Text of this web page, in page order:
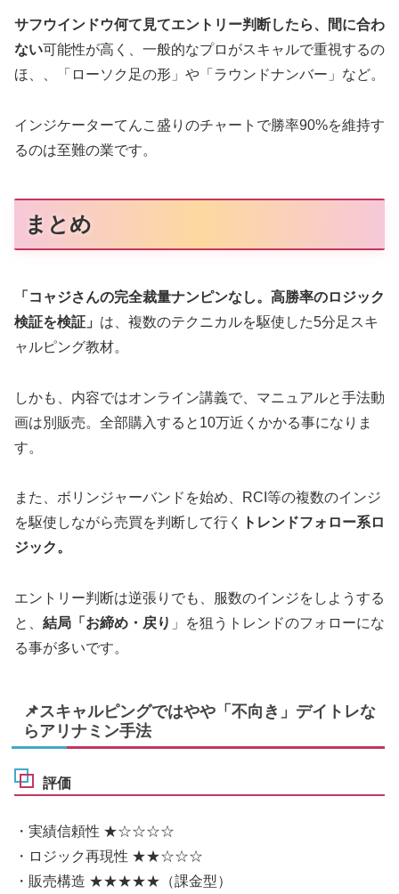
サフウインドウ何て見てエントリー判断したら、間に合わ
ない可能性が高く、一般的なプロがスキャルで重視するの
ほ、、「ローソク足の形」や「ラウンドナンバー」など。
インジケーターてんこ盛りのチャートで勝率90%を維持す
るのは至難の業です。
まとめ
「コャジさんの完全裁量ナンピンなし。高勝率のロジック
検証を検証」 は、複数のテクニカルを駆使した5分足スキ
ャルピング教材。
しかも、内容ではオンライン講義で、マニュアルと手法動
画は別販売。全部購入すると10万近くかかる事になりま
す。
また、ボリンジャーバンドを始め、RCI等の複数のインジ
を駆使しながら売買を判断して行く
トレンドフォロー系ロ
ジック。
エントリー判断は逆張りでも、服数のインジをしようする
と、 結局「お締め・戻り 」を狙うトレンドのフォローにな
る事が多いです。
📌スキャルピングではやや「不向き」デイトレな
らアリナミン手法
評価
・実績信頼性 ★☆☆☆☆
・ロジック再現性 ★★☆☆☆
・販売構造 ★★★★★（課金型）